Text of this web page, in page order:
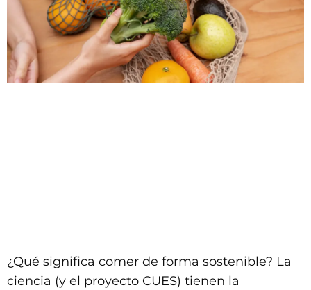
¿Qué significa comer de forma sostenible? La
ciencia (y el proyecto CUES) tienen la